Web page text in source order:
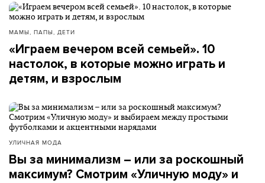
МАМЫ, ПАПЫ, ДЕТИ
«Играем вечером всей семьей». 10
настолок, в которые можно играть и
детям, и взрослым
УЛИЧНАЯ МОДА
Вы за минимализм – или за роскошный
максимум? Смотрим «Уличную моду» и